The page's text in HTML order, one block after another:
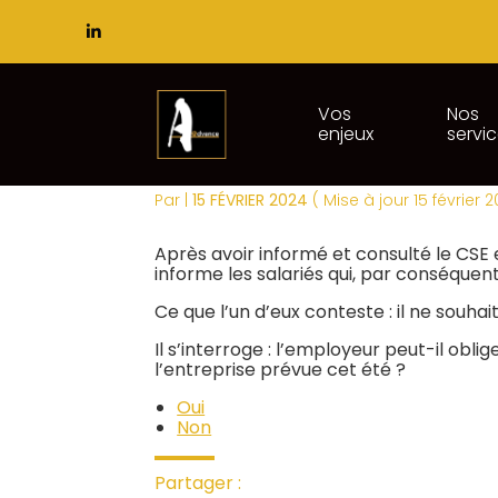
Vos
enjeux
Nos
FERMETURE DE
Par |15 FÉVRIER 2024 ( Mise à jour 15 février
Après avoir informé et consulté le
informe les salariés qui, par
Ce que l’un d’eux conteste : il ne
Il s’interroge : l’employeur peut-il
l’entreprise prévue cet été ?
Oui
Non
Partager :